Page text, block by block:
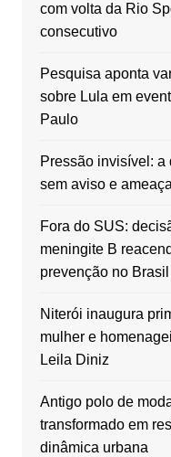
com volta da Rio
consecutivo
Pesquisa aponta
sobre Lula em
Paulo
Pressão invisível:
sem aviso e
Fora do SUS:
meningite B
prevenção no Brasil
Niterói inaugura
mulher e
Leila Diniz
Antigo polo de
transformado em
dinâmica urbana